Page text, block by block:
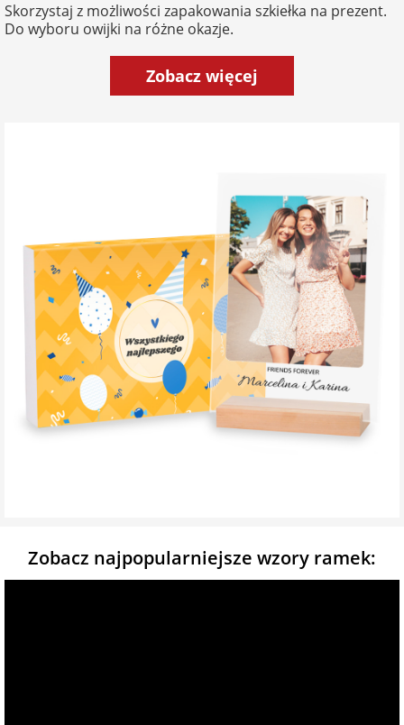
Skorzystaj z możliwości zapakowania szkiełka na prezent.
Do wyboru owijki na różne okazje.
Zobacz więcej
Zobacz najpopularniejsze wzory ramek: